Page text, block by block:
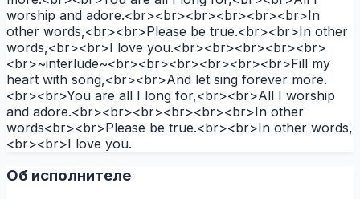
worship and adore.<br><br><br><br><br><br>In
other words,<br><br>Please be true.<br><br>In other
words,<br><br>I love you.<br><br><br><br><br>
<br>~interlude~<br><br><br><br><br><br>Fill my
heart with song,<br><br>And let sing forever more.
<br><br>You are all I long for,<br><br>All I worship
and adore.<br><br><br><br><br><br>In other
words<br><br>Please be true.<br><br>In other words,
<br><br>I love you.
Об исполнителе